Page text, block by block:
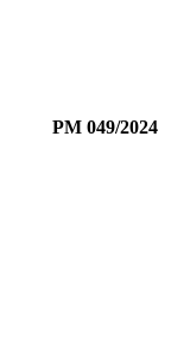
PM 049/2024